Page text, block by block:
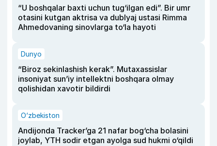
“U boshqalar baxti uchun tug‘ilgan edi”. Bir umr
otasini kutgan aktrisa va dublyaj ustasi Rimma
Ahmedovaning sinovlarga to‘la hayoti
Dunyo
“Biroz sekinlashish kerak”. Mutaxassislar
insoniyat sun’iy intellektni boshqara olmay
qolishidan xavotir bildirdi
O‘zbekiston
Andijonda Tracker’ga 21 nafar bog‘cha bolasini
joylab, YTH sodir etgan ayolga sud hukmi o‘qildi